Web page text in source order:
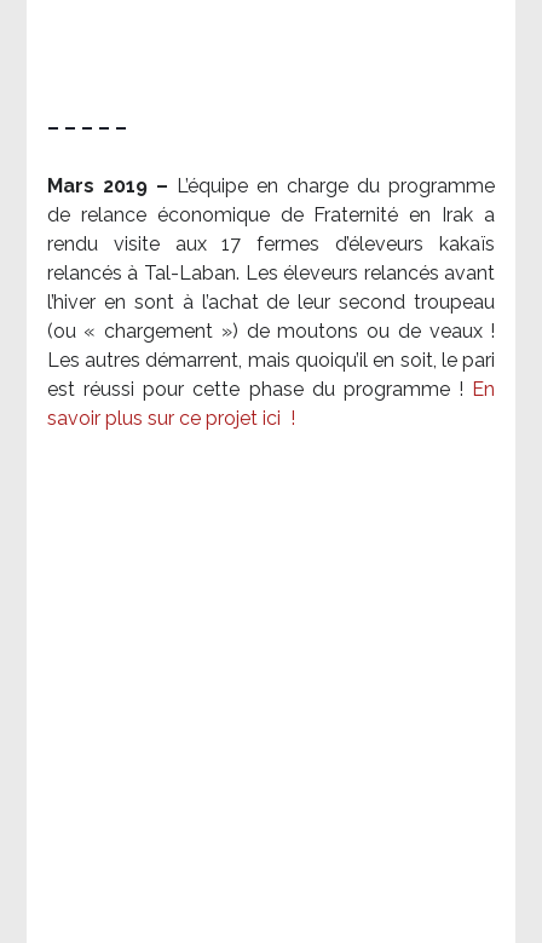
– – – – –
Mars 2019 – L’équipe en charge du programme
de relance économique de Fraternité en Irak a
rendu visite aux 17 fermes d’éleveurs kakaïs
relancés à Tal-Laban. Les éleveurs relancés avant
l’hiver en sont à l’achat de leur second troupeau
(ou « chargement ») de moutons ou de veaux !
Les autres démarrent, mais quoiqu’il en soit, le pari
est réussi pour cette phase du programme ! En
savoir plus sur ce projet ici !